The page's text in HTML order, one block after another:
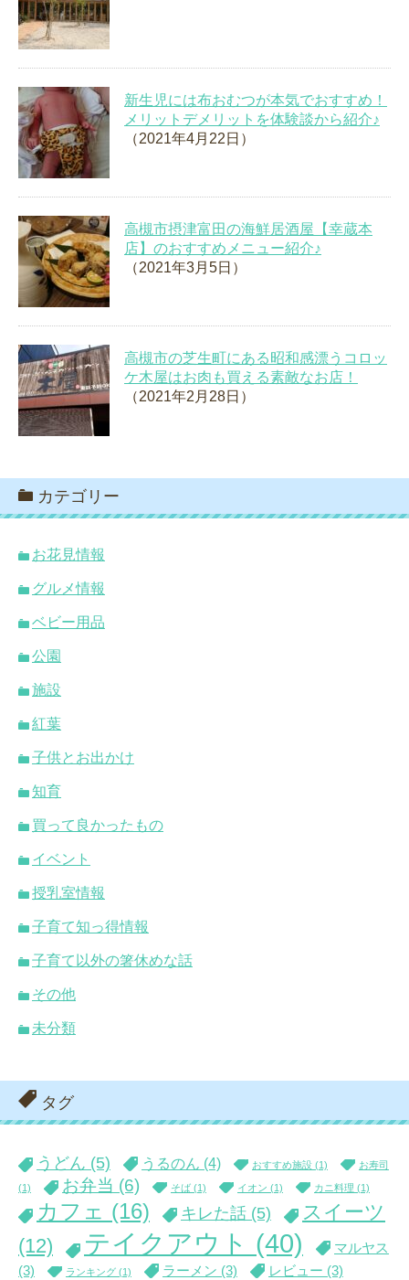
新生児には布おむつが本気でおすすめ！
メリットデメリットを体験談から紹介♪
（2021年4月22日）
高槻市摂津富田の海鮮居酒屋【幸蔵本
店】のおすすめメニュー紹介♪
（2021年3月5日）
高槻市の芝生町にある昭和感漂うコロッ
ケ木屋はお肉も買える素敵なお店！
（2021年2月28日）
カテゴリー
お花見情報
グルメ情報
ベビー用品
公園
施設
紅葉
子供とお出かけ
知育
買って良かったもの
イベント
授乳室情報
子育て知っ得情報
子育て以外の箸休めな話
その他
未分類
タグ
うどん (5) うるのん (4) おすすめ施設 (1) お寿司
(1) お弁当 (6) そば (1) イオン (1) カニ料理 (1)
カフェ (16) キレた話 (5)
スイーツ
(12)
テイクアウト (40)
マルヤス
(3)
ランキング (1) ラーメン (3) レビュー (3)